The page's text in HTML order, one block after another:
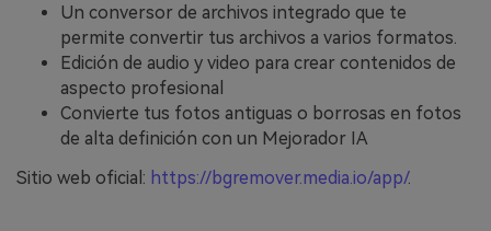
Un conversor de archivos integrado que te
permite convertir tus archivos a varios formatos.
Edición de audio y video para crear contenidos de
aspecto profesional
Convierte tus fotos antiguas o borrosas en fotos
de alta definición con un Mejorador IA
Sitio web oficial: https://bgremover.media.io/app/.